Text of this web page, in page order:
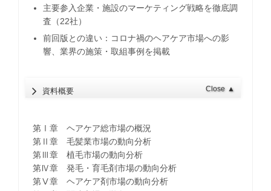
主要参入企業・施設のマーケティング戦略を徹底調
査（22社）
前回版との違い：コロナ禍のヘアケア市場への影
響、業界の施策・取組事例を掲載
資料概要 Close ▲
第Ⅰ章 ヘアケア総市場の概況
第Ⅱ章 毛髪業市場の動向分析
第Ⅲ章 植毛市場の動向分析
第Ⅳ章 発毛・育毛剤市場の動向分析
第Ⅴ章 ヘアケア剤市場の動向分析